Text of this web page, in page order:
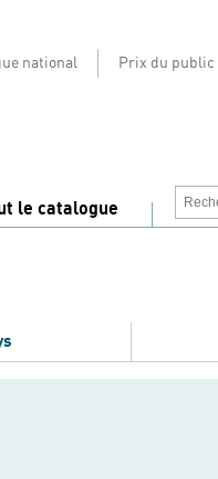
national Prix du public
le catalogue